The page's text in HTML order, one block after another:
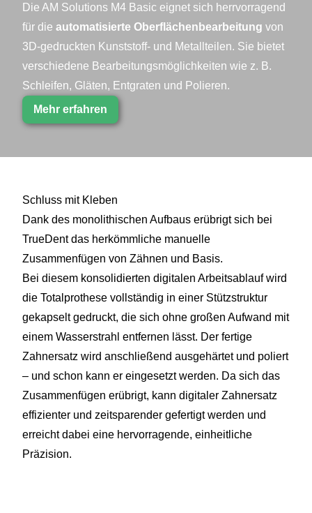
Die AM Solutions M4 Basic eignet sich herrvorragend
für die automatisierte Oberflächenbearbeitung von
3D-gedruckten Kunststoff- und Metallteilen. Sie bietet
verschiedene Bearbeitungsmöglichkeiten wie z. B.
Schleifen, Gläten, Entgraten und Polieren.
Mehr erfahren
Schluss mit Kleben
Dank des monolithischen Aufbaus erübrigt sich bei
TrueDent das herkömmliche manuelle
Zusammenfügen von Zähnen und Basis.
Bei diesem konsolidierten digitalen Arbeitsablauf wird
die Totalprothese vollständig in einer Stützstruktur
gekapselt gedruckt, die sich ohne großen Aufwand mit
einem Wasserstrahl entfernen lässt. Der fertige
Zahnersatz wird anschließend ausgehärtet und poliert
– und schon kann er eingesetzt werden. Da sich das
Zusammenfügen erübrigt, kann digitaler Zahnersatz
effizienter und zeitsparender gefertigt werden und
erreicht dabei eine hervorragende, einheitliche
Präzision.